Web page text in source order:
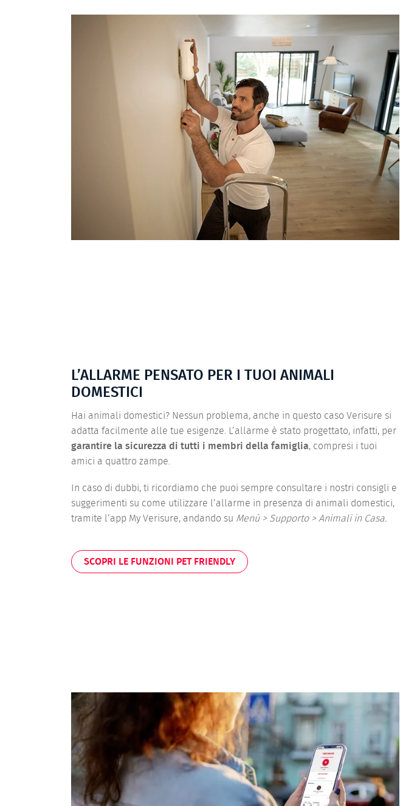
L’ALLARME PENSATO PER I TUOI ANIMALI
DOMESTICI
Hai animali domestici? Nessun problema, anche in questo caso Verisure si
adatta facilmente alle tue esigenze. L’allarme è stato progettato, infatti, per
garantire la sicurezza di tutti i membri della famiglia, compresi i tuoi
amici a quattro zampe.
In caso di dubbi, ti ricordiamo che puoi sempre consultare i nostri consigli e
suggerimenti su come utilizzare l’allarme in presenza di animali domestici,
tramite l’app My Verisure, andando su Menù > Supporto > Animali in Casa.
SCOPRI LE FUNZIONI PET FRIENDLY